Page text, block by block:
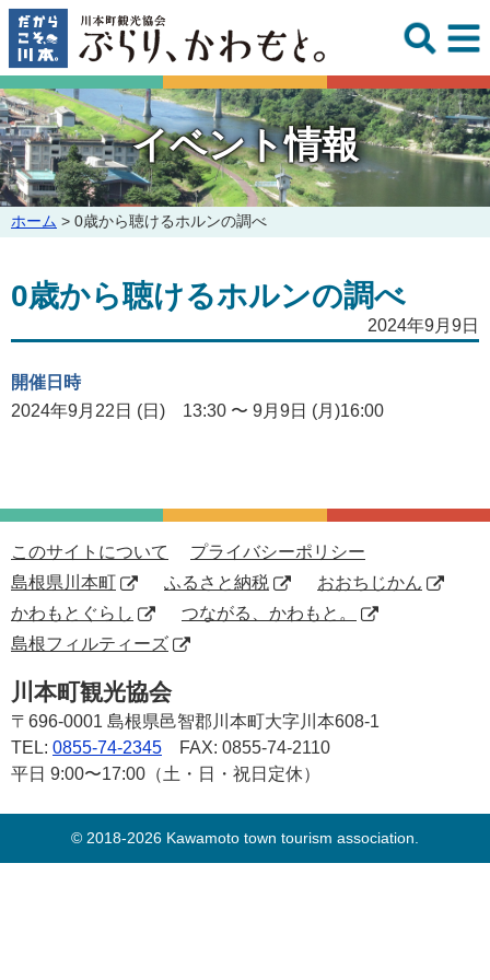
このページの本文へ
イベント情報
こ
ー
の
置:
ホーム > 0歳から聴けるホルンの調べ
0歳から聴けるホルンの調べ
2024年9月9日
開催日時
2024年9月22日 (日) 13:30 〜 9月9日 (月)16:00
このサイトについて
プライバシーポリシー
島根県川本町
ふるさと納税
おおちじかん
かわもとぐらし
つながる、かわもと。
島根フィルティーズ
川本町観光協会
〒696-0001 島根県邑智郡川本町大字川本608-1
TEL: 0855-74-2345
FAX: 0855-74-2110
平日 9:00〜17:00（土・日・祝日定休）
© 2018-2026 Kawamoto town tourism association.